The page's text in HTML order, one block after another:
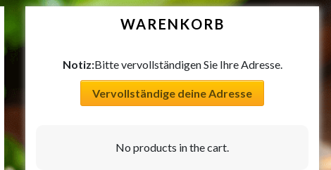
WARENKORB
Notiz:Bitte vervollständigen Sie Ihre Adresse.
Vervollständige deine Adresse
No products in the cart.